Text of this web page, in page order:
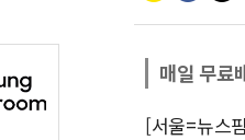
매일 무료
[서울=뉴스